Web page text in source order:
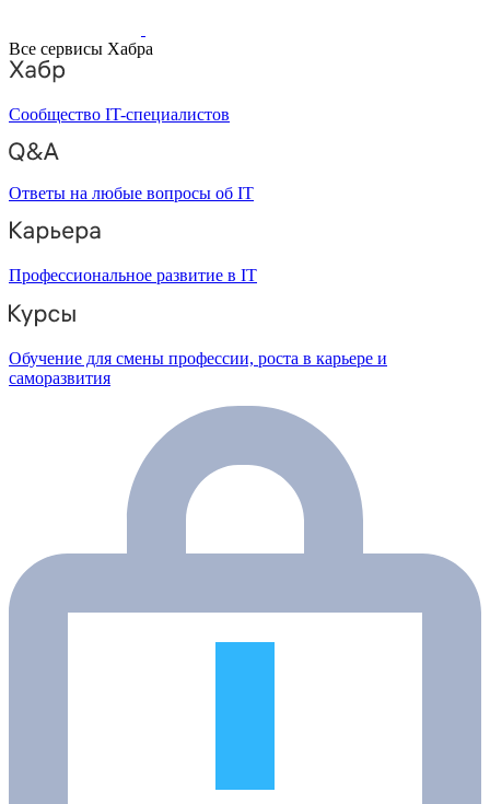
Все сервисы Хабра
Сообщество IT-специалистов
Ответы на любые вопросы об IT
Профессиональное развитие в IT
Обучение для смены профессии, роста в карьере и
саморазвития